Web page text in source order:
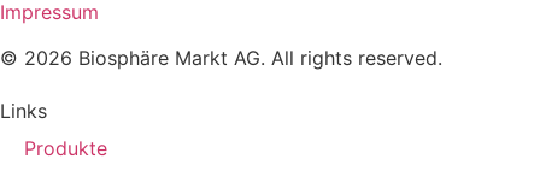
Impressum
© 2026 Biosphäre Markt AG. All rights reserved.
Links
Produkte